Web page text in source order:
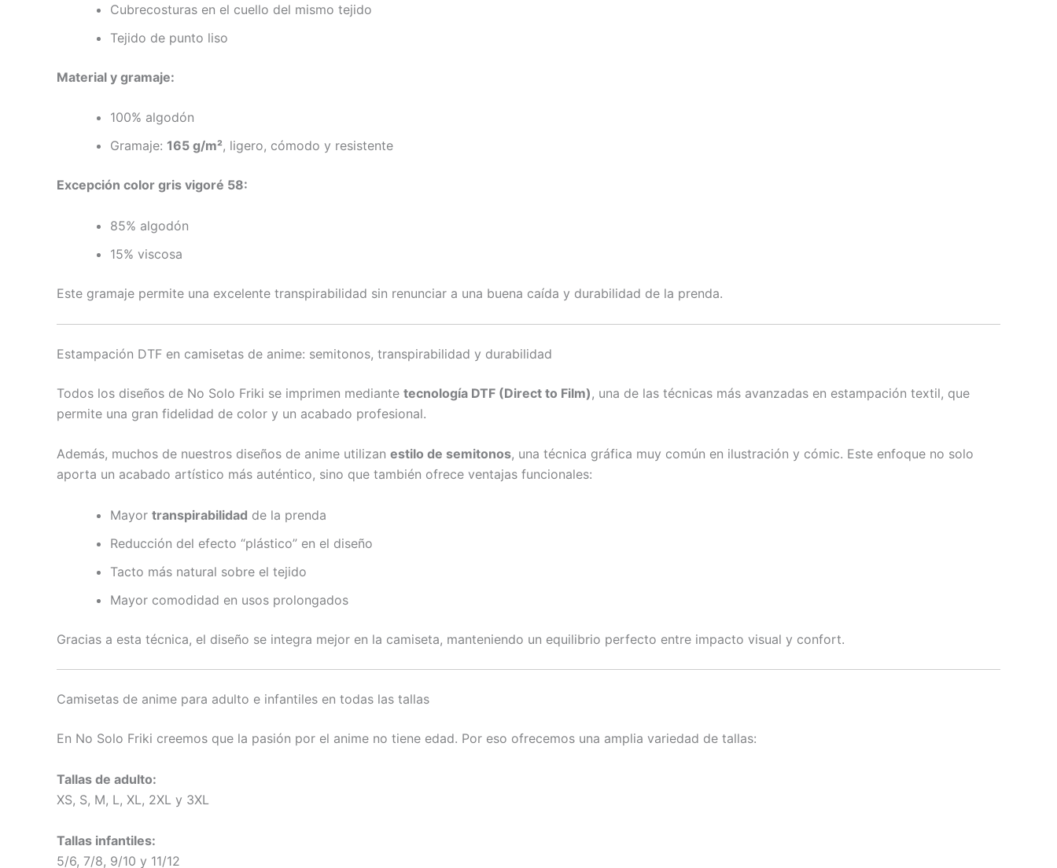
Cubrecosturas en el cuello del mismo tejido
Tejido de punto liso
Material y gramaje:
100% algodón
Gramaje: 165 g/m², ligero, cómodo y resistente
Excepción color gris vigoré 58:
85% algodón
15% viscosa
Este gramaje permite una excelente transpirabilidad sin renunciar a una buena caída y durabilidad de la prenda.
Estampación DTF en camisetas de anime: semitonos, transpirabilidad y durabilidad
Todos los diseños de No Solo Friki se imprimen mediante tecnología DTF (Direct to Film) , una de las técnicas más avanzadas en estampación textil, que
permite una gran fidelidad de color y un acabado profesional.
Además, muchos de nuestros diseños de anime utilizan estilo de semitonos, una técnica gráfica muy común en ilustración y cómic. Este enfoque no solo
aporta un acabado artístico más auténtico, sino que también ofrece ventajas funcionales:
Mayor transpirabilidad de la prenda
Reducción del efecto “plástico” en el diseño
Tacto más natural sobre el tejido
Mayor comodidad en usos prolongados
Gracias a esta técnica, el diseño se integra mejor en la camiseta, manteniendo un equilibrio perfecto entre impacto visual y confort.
Camisetas de anime para adulto e infantiles en todas las tallas
En No Solo Friki creemos que la pasión por el anime no tiene edad. Por eso ofrecemos una amplia variedad de tallas:
Tallas de adulto:
XS, S, M, L, XL, 2XL y 3XL
Tallas infantiles:
5/6, 7/8, 9/10 y 11/12